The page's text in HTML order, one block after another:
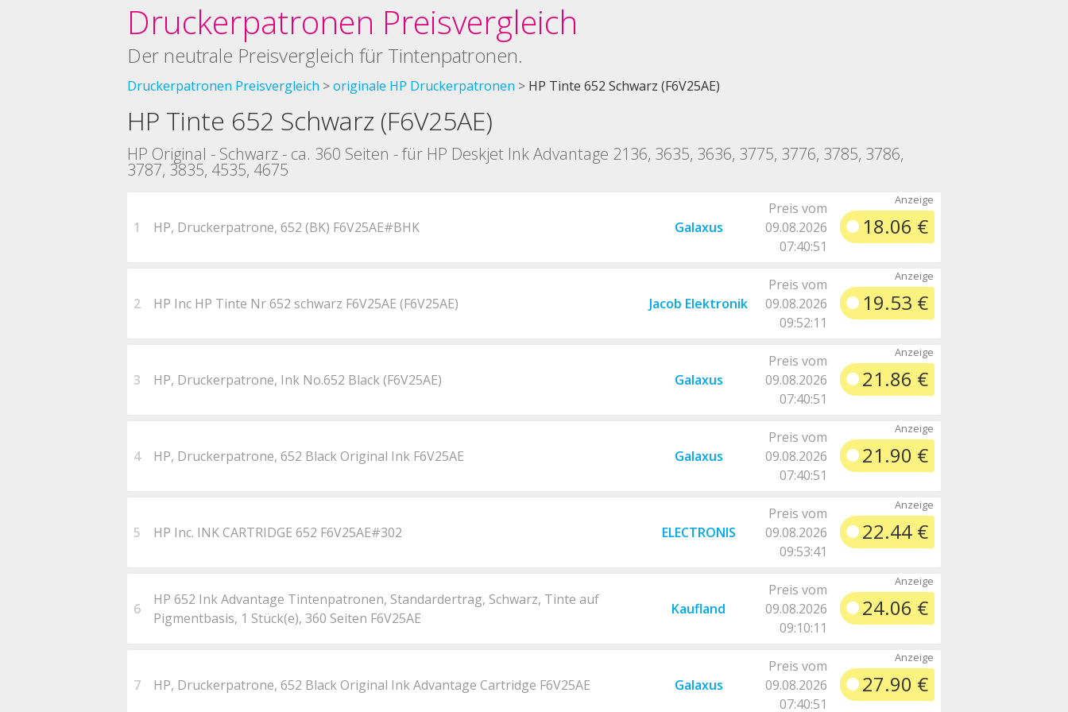
Druckerpatronen Preisvergleich
Der neutrale Preisvergleich für Tintenpatronen.
Druckerpatronen Preisvergleich originale HP Druckerpatronen HP Tinte 652 Schwarz (F6V25AE)
HP Tinte 652 Schwarz (F6V25AE)
HP Original - Schwarz - ca. 360 Seiten - für HP Deskjet Ink Advantage 2136, 3635, 3636, 3775, 3776, 3785, 3786,
3787, 3835, 4535, 4675
1 HP, Druckerpatrone, 652 (BK) F6V25AE#BHK Galaxus
Preis vom
09.08.2026
07:40:51
18.06 €
2 HP Inc HP Tinte Nr 652 schwarz F6V25AE (F6V25AE) Jacob Elektronik
Preis vom
09.08.2026
09:52:11
19.53 €
3 HP, Druckerpatrone, Ink No.652 Black (F6V25AE) Galaxus
Preis vom
09.08.2026
07:40:51
21.86 €
4 HP, Druckerpatrone, 652 Black Original Ink F6V25AE Galaxus
Preis vom
09.08.2026
07:40:51
21.90 €
5 HP Inc. INK CARTRIDGE 652 F6V25AE#302 ELECTRONIS
Preis vom
09.08.2026
09:53:41
22.44 €
6
HP 652 Ink Advantage Tintenpatronen, Standardertrag, Schwarz, Tinte auf
Pigmentbasis, 1 Stück(e), 360 Seiten F6V25AE
Kaufland
Preis vom
09.08.2026
09:10:11
24.06 €
7 HP, Druckerpatrone, 652 Black Original Ink Advantage Cartridge F6V25AE Galaxus
Preis vom
09.08.2026
07:40:51
27.90 €